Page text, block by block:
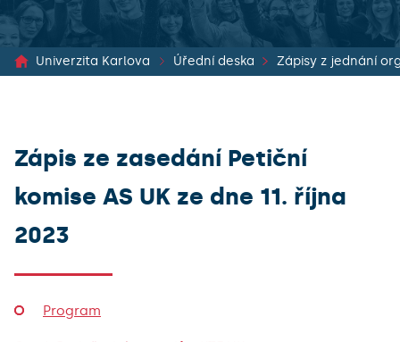
Univerzita Karlova Úřední deska
Zápis ze zasedání Petiční
komise AS UK ze dne 11. října
2023
Program